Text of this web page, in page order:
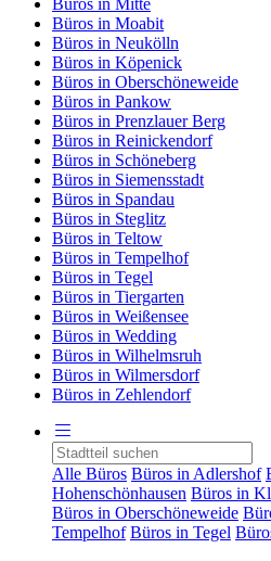
Büros in Moabit
Büros in Neukölln
Büros in Köpenick
Büros in Oberschöneweide
Büros in Pankow
Büros in Prenzlauer Berg
Büros in Reinickendorf
Büros in Schöneberg
Büros in Siemensstadt
Büros in Spandau
Büros in Steglitz
Büros in Teltow
Büros in Tempelhof
Büros in Tegel
Büros in Tiergarten
Büros in Weißensee
Büros in Wedding
Büros in Wilhelmsruh
Büros in Wilmersdorf
Büros in Zehlendorf
Alle Büros Büros in Adlershof
Hohenschönhausen Büros in
Büros in Oberschöneweide
Tempelhof Büros in Tegel